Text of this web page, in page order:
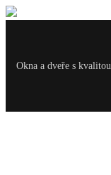
Okna a dveře s kvalitou